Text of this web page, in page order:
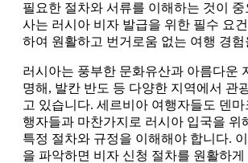
필요한 절차와 서류를 이해하는 것이 중
사는 러시아 비자 발급을 위한 필수 요
하여 원활하고 번거로움 없는 여행 경
러시아는 풍부한 문화유산과 아름다운
명해, 발칸 반도 등 다양한 지역에서 관
고 있습니다. 세르비아 여행자들도 덴마
행자들과 마찬가지로 러시아 입국을 위
특정 절차와 규정을 이해해야 합니다.
을 파악하면 비자 신청 절차를 원활하